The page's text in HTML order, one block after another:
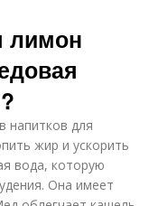
лимон
напитков для
жир и ускорить
вода, которую
Она имеет